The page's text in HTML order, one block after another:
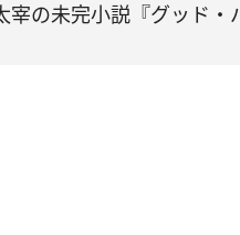
宰の未完小説『グッド・